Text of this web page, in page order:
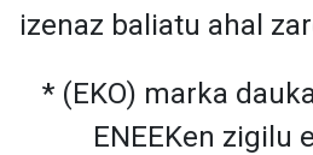
izenaz baliatu ahal
* (EKO) marka
ENEEKen zigilu